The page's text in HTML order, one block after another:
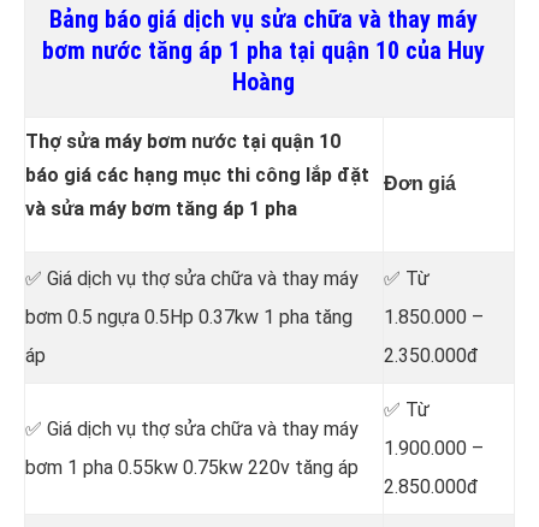
Bảng báo giá dịch vụ sửa chữa và thay máy
bơm nước tăng áp 1 pha tại quận 10 của Huy
Hoàng
Thợ sửa máy bơm nước tại quận 10
báo giá các hạng mục thi công lắp đặt
và sửa máy bơm tăng áp 1 pha
Đơn giá
✅ Giá dịch vụ thợ sửa chữa và thay máy
bơm 0.5 ngựa 0.5Hp 0.37kw 1 pha tăng
áp
✅ Từ
1.850.000 –
2.350.000đ
✅ Giá dịch vụ thợ sửa chữa và thay máy
bơm 1 pha 0.55kw 0.75kw 220v tăng áp
✅ Từ
1.900.000 –
2.850.000đ